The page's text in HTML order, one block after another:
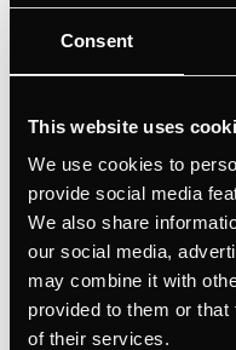
Consent
This website uses
We use cookies to
provide social media
We also share
our social media,
may combine it with
provided to them or
of their services.
Dodatkowe
DEF6550.0E
Okap do
Kolor